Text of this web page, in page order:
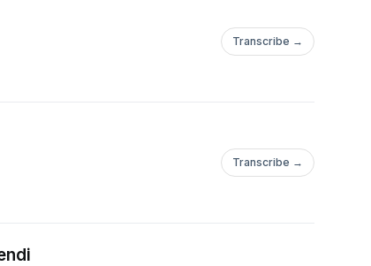
Transcribe →
Transcribe →